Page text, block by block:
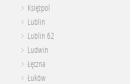
Księżpol
Lublin
Lublin 62
Ludwin
Łęczna
Łuków